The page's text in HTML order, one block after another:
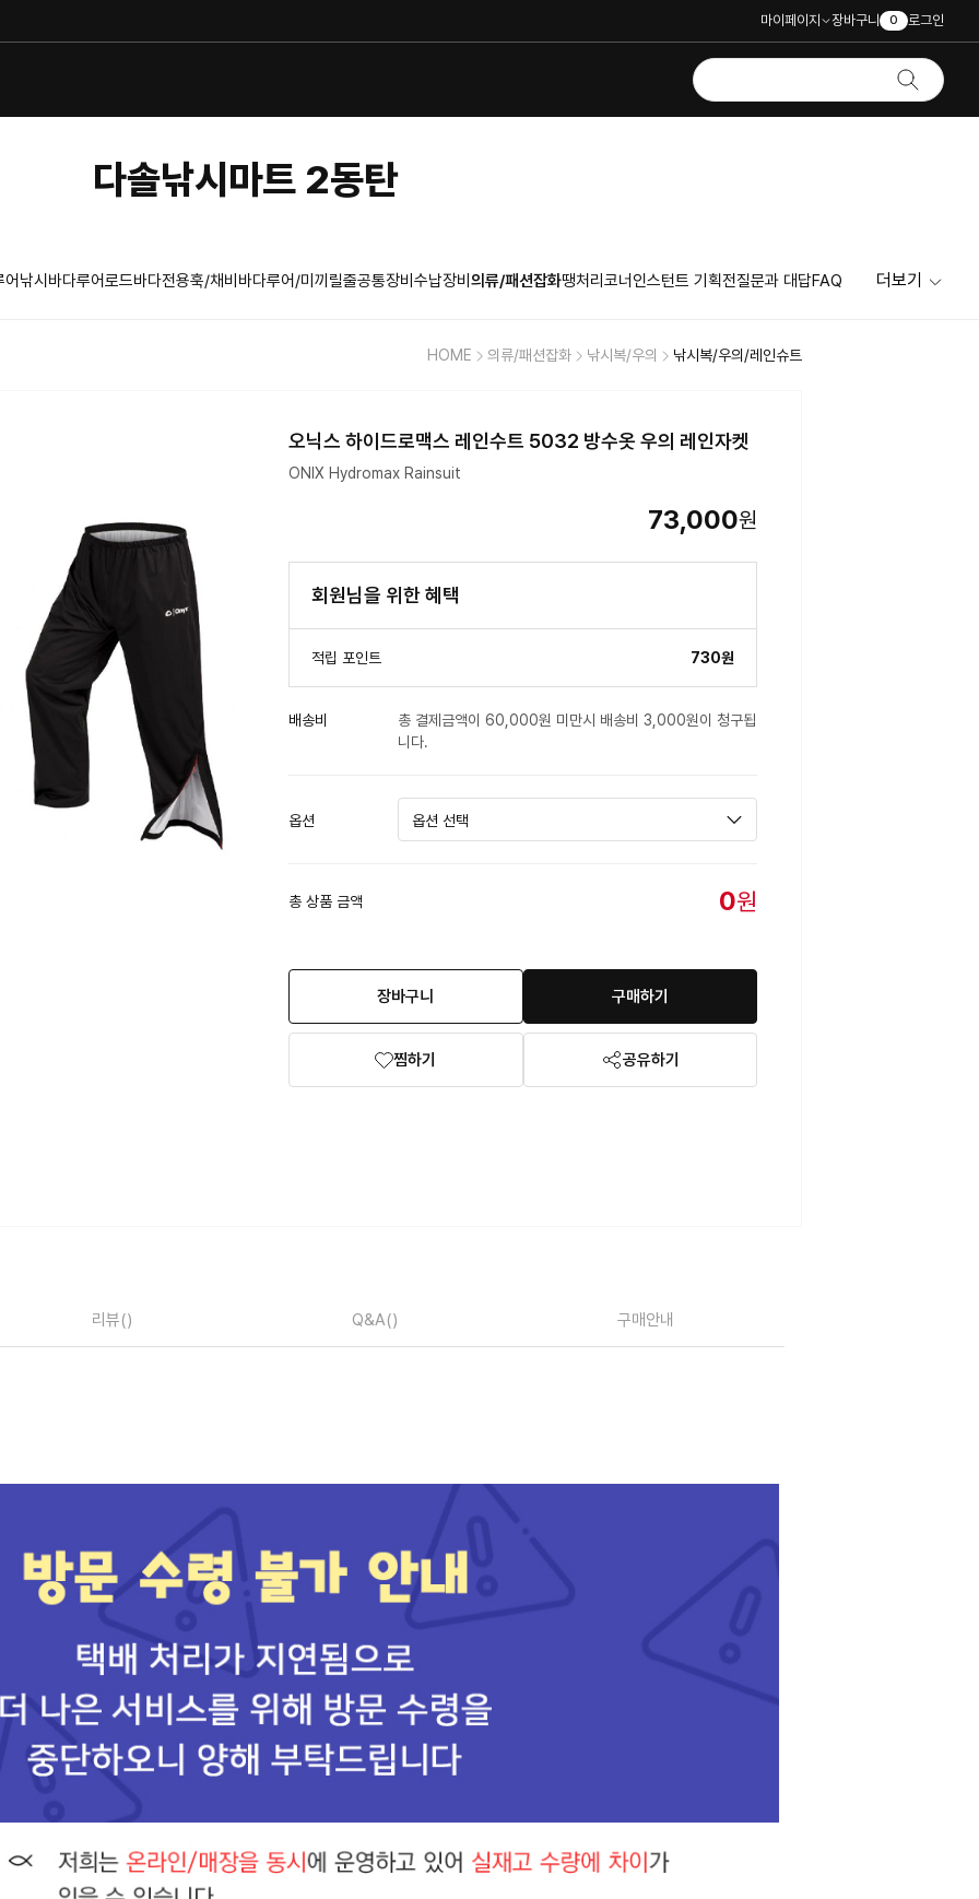
마이페이지 장바구니 0 로그인
다솔낚시마트 2동탄
낚시 바다루어로드바다전용훅/채비 바다루어/미끼 릴줄공통장비 수납장비 의류/패션잡화땡처리코너 인스턴트 기획전질문과 대답FAQ 더보기
HOME 의류/패션잡화 낚시복/우의 낚시복/우의/레인슈트
오닉스 하이드로맥스 레인수트 5032 방수옷 우의 레인자켓
ONIX Hydromax Rainsuit
73,000원
회원님을 위한 혜택
적립 포인트 730원
배송비
총 결제금액이 60,000원 미만시 배송비 3,000원이 청구됩
니다.
옵션
총 상품 금액 0원
장바구니 구매하기
찜하기 공유하기
리뷰() Q&A() 구매안내